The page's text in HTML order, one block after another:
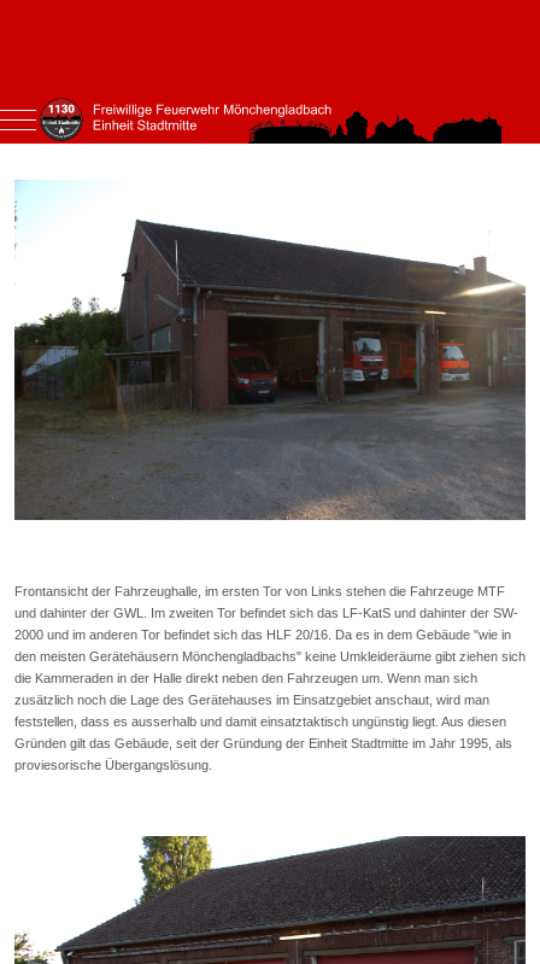
Mobile Menu Toggle
Frontansicht der Fahrzeughalle, im ersten Tor von Links stehen die Fahrzeuge MTF
und dahinter der GWL. Im zweiten Tor befindet sich das LF-KatS und dahinter der SW-
2000 und im anderen Tor befindet sich das HLF 20/16. Da es in dem Gebäude "wie in
den meisten Gerätehäusern Mönchengladbachs" keine Umkleideräume gibt ziehen sich
die Kammeraden in der Halle direkt neben den Fahrzeugen um. Wenn man sich
zusätzlich noch die Lage des Gerätehauses im Einsatzgebiet anschaut, wird man
feststellen, dass es ausserhalb und damit einsatztaktisch ungünstig liegt. Aus diesen
Gründen gilt das Gebäude, seit der Gründung der Einheit Stadtmitte im Jahr 1995, als
proviesorische Übergangslösung.